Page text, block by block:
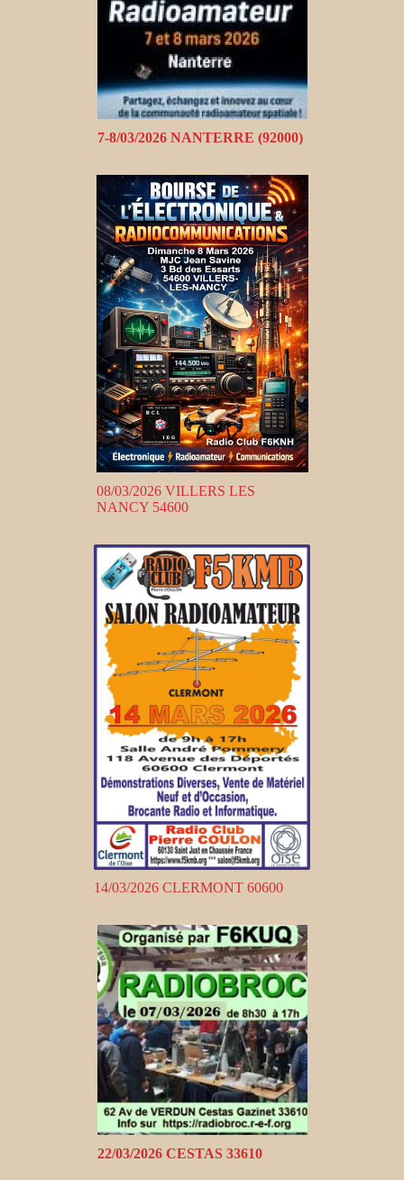
7-8/03/2026 NANTERRE (92000)
08/03/2026 VILLERS LES
NANCY 54600
14/03/2026 CLERMONT 60600
22/03/2026 CESTAS 33610